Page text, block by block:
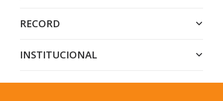
RECORD
INSTITUCIONAL